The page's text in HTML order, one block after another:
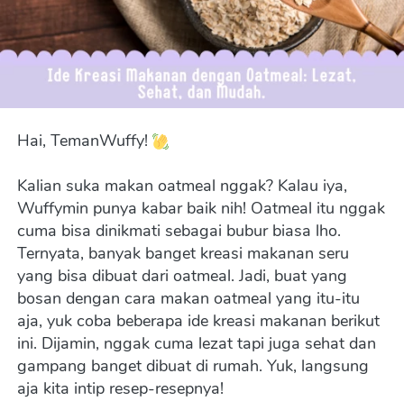
Hai, TemanWuffy!
Kalian suka makan oatmeal nggak? Kalau iya,
Wuffymin punya kabar baik nih! Oatmeal itu nggak
cuma bisa dinikmati sebagai bubur biasa lho.
Ternyata, banyak banget kreasi makanan seru
yang bisa dibuat dari oatmeal. Jadi, buat yang
bosan dengan cara makan oatmeal yang itu-itu
aja, yuk coba beberapa ide kreasi makanan berikut
ini. Dijamin, nggak cuma lezat tapi juga sehat dan
gampang banget dibuat di rumah. Yuk, langsung
aja kita intip resep-resepnya!